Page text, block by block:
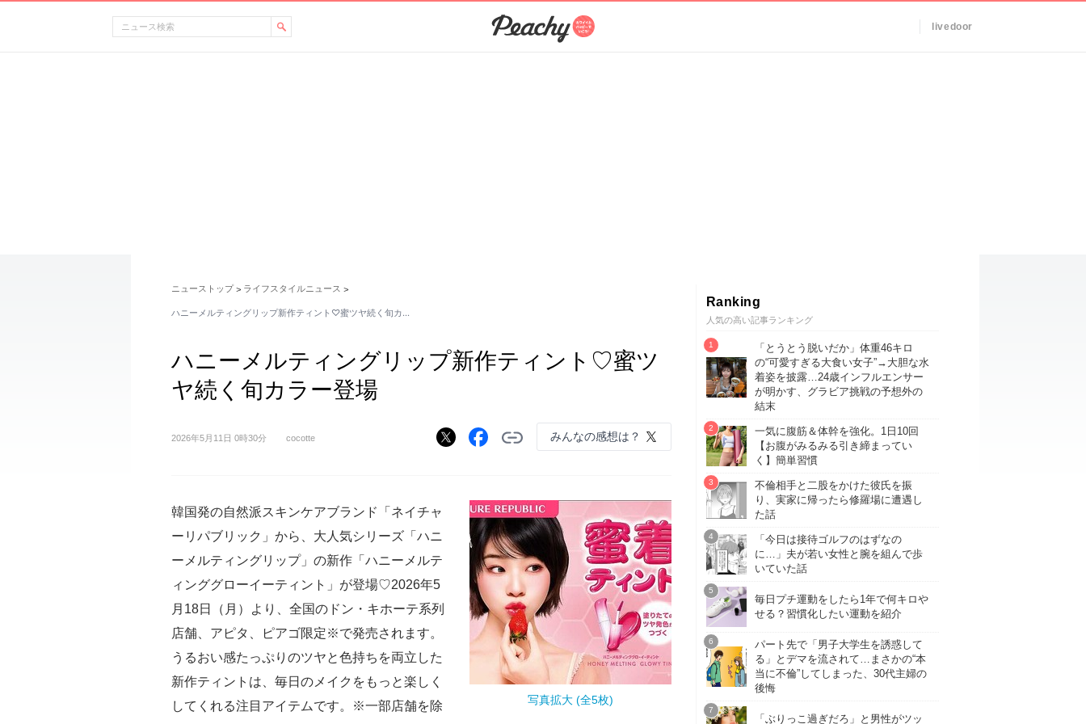
livedoor
ニューストップ > ライフスタイルニュース >
ハニーメルティングリップ新作ティント♡蜜ツヤ続く旬カ…
ハニーメルティングリップ新作ティント♡蜜ツ
ヤ続く旬カラー登場
2026年5月11日 0時30分 cocotte みんなの感想は？
写真拡大 (全5枚)
韓国発の自然派スキンケアブランド「ネイチャ
ーリパブリック」から、大人気シリーズ「ハニ
ーメルティングリップ」の新作「ハニーメルテ
ィンググローイーティント」が登場♡2026年5
月18日（月）より、全国のドン・キホーテ系列
店舗、アピタ、ピアゴ限定※で発売されます。
うるおい感たっぷりのツヤと色持ちを両立した
新作ティントは、毎日のメイクをもっと楽しく
してくれる注目アイテムです。※一部店舗を除
Ranking
人気の高い記事ランキング
「とうとう脱いだか」体重46キロ
の“可愛すぎる大食い女子”→大胆な水
着姿を披露…24歳インフルエンサー
が明かす、グラビア挑戦の予想外の
結末
一気に腹筋＆体幹を強化。1日10回
【お腹がみるみる引き締まってい
く】簡単習慣
不倫相手と二股をかけた彼氏を振
り、実家に帰ったら修羅場に遭遇し
た話
「今日は接待ゴルフのはずなの
に…」夫が若い女性と腕を組んで歩
いていた話
毎日プチ運動をしたら1年で何キロや
せる？習慣化したい運動を紹介
パート先で「男子大学生を誘惑して
る」とデマを流されて…まさかの“本
当に不倫”してしまった、30代主婦の
後悔
「ぶりっこ過ぎだろ」と男性がツッ